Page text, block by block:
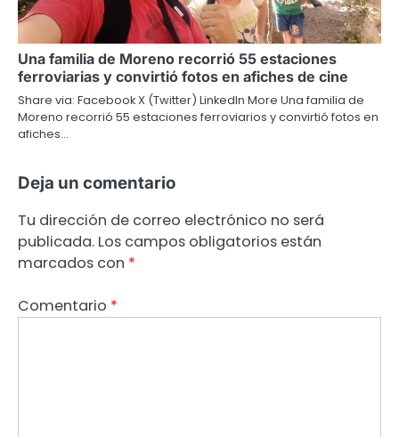
Una familia de Moreno recorrió 55 estaciones
ferroviarias y convirtió fotos en afiches de cine
Share via: Facebook X (Twitter) LinkedIn More Una familia de
Moreno recorrió 55 estaciones ferroviarios y convirtió fotos en
afiches…
Deja un comentario
Tu dirección de correo electrónico no será
publicada. Los campos obligatorios están
marcados con *
Comentario *